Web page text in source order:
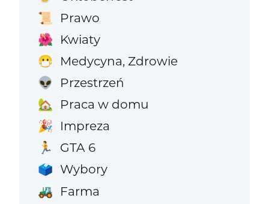
📜 Prawo
🌺 Kwiaty
😷 Medycyna, Zdrowie
👽 Przestrzeń
🏡 Praca w domu
🎉 Impreza
🏃 GTA 6
🗳️ Wybory
🚜 Farma